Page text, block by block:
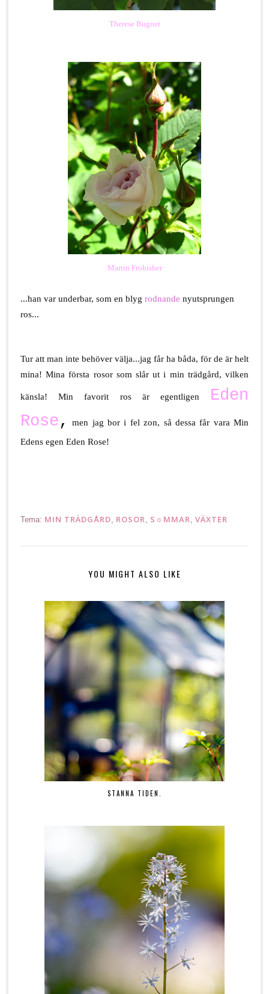
Therese Bugnet
Martin Frobisher
...han var underbar, som en blyg rodnande nyutsprungen
ros...
Tur att man inte behöver välja...jag får ha båda, för de är helt
mina! Mina första rosor som slår ut i min trädgård, vilken
känsla! Min favorit ros är egentligen
Eden
Rose,
men jag bor i fel zon, så dessa får vara Min
Edens egen Eden Rose!
Tema: MIN TRÄDGÅRD ROSOR S☼MMAR VÄXTER
YOU MIGHT ALSO LIKE
STANNA TIDEN.